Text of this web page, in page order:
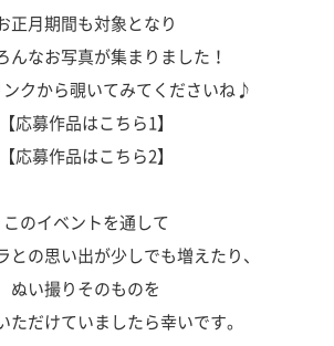
正月期間も対象となり
んなお写真が集まりました！
ンクから覗いてみてくださいね♪
【応募作品はこちら1】
【応募作品はこちら2】
このイベントを通して
との思い出が少しでも増えたり、
ぬい撮りそのものを
ただけていましたら幸いです。